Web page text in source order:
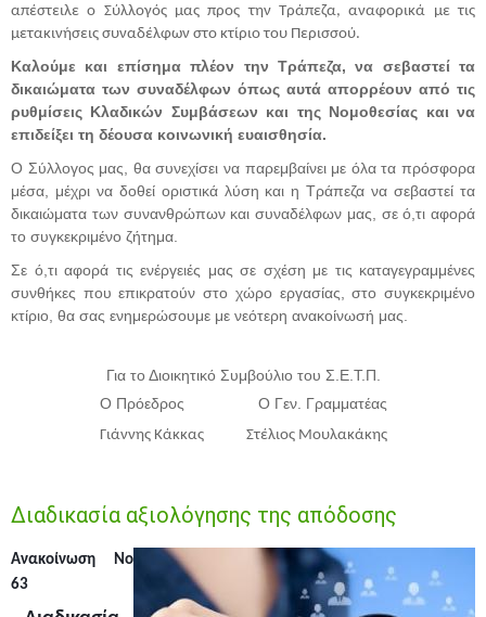
απέστειλε ο Σύλλογός μας προς την Τράπεζα, αναφορικά με τις
μετακινήσεις συναδέλφων στο κτίριο του Περισσού.
Καλούμε και επίσημα πλέον την Τράπεζα, να σεβαστεί τα
δικαιώματα των συναδέλφων όπως αυτά απορρέουν από τις
ρυθμίσεις Κλαδικών Συμβάσεων και της Νομοθεσίας και να
επιδείξει τη δέουσα κοινωνική ευαισθησία.
Ο Σύλλογος μας, θα συνεχίσει να παρεμβαίνει με όλα τα πρόσφορα
μέσα, μέχρι να δοθεί οριστικά λύση και η Τράπεζα να σεβαστεί τα
δικαιώματα των συνανθρώπων και συναδέλφων μας, σε ό,τι αφορά
το συγκεκριμένο ζήτημα.
Σε ό,τι αφορά τις ενέργειές μας σε σχέση με τις καταγεγραμμένες
συνθήκες που επικρατούν στο χώρο εργασίας, στο συγκεκριμένο
κτίριο, θα σας ενημερώσουμε με νεότερη ανακοίνωσή μας.
Για το Διοικητικό Συμβούλιο του Σ.Ε.Τ.Π.
Ο Πρόεδρος Ο Γεν. Γραμματέας
Γιάννης Κάκκας Στέλιος Μουλακάκης
Διαδικασία αξιολόγησης της απόδοσης
Ανακοίνωση Νο
63